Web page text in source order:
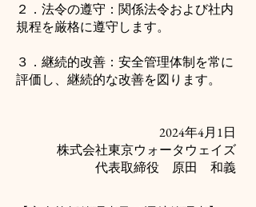
２．法令の遵守：関係法令および社内
規程を厳格に遵守します。
３．継続的改善：安全管理体制を常に
評価し、継続的な改善を図ります。
2024年4月1日
株式会社東京ウォータウェイズ
​代表取締役 原田 和義